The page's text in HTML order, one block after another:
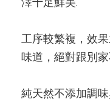
工序較繁複，效
味道，絕對跟別
純天然不添加調